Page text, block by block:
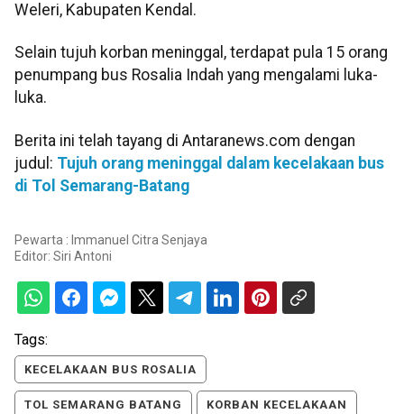
Weleri, Kabupaten Kendal.
Selain tujuh korban meninggal, terdapat pula 15 orang
penumpang bus Rosalia Indah yang mengalami luka-
luka.
Berita ini telah tayang di Antaranews.com dengan
judul: Tujuh orang meninggal dalam kecelakaan bus
di Tol Semarang-Batang
Pewarta : Immanuel Citra Senjaya
Editor: Siri Antoni
Tags:
KECELAKAAN BUS ROSALIA
TOL SEMARANG BATANG KORBAN KECELAKAAN